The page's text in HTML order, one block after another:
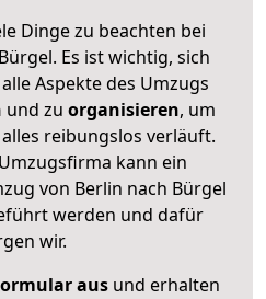
Dinge zu beachten bei
Es ist wichtig, sich
Aspekte des Umzugs
und zu organisieren, um
reibungslos verläuft.
kann ein
von Berlin nach Bürgel
werden und dafür
wir.
ausund erhalten